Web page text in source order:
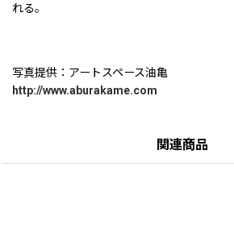
れる。
写真提供：アートスペース油亀
http://www.aburakame.com
関連商品